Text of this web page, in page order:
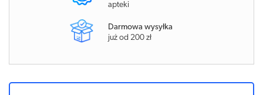
apteki
Darmowa wysyłka
już od 200 zł